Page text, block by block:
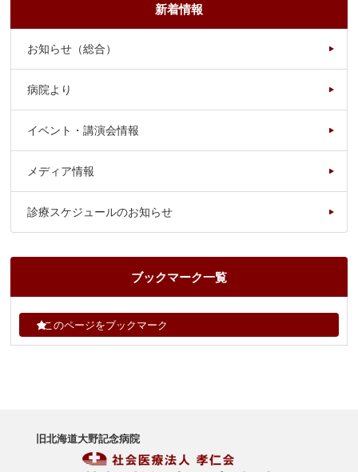
新着情報
お知らせ（総合）
病院より
イベント・講演会情報
メディア情報
診療スケジュールのお知らせ
ブックマーク一覧
このページをブックマーク
旧北海道大野記念病院